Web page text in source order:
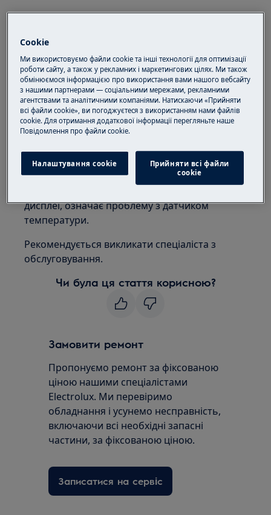
На дисплеї світиться або мигтить «0» або
Застосовується до:
Холодильник
Холодильник-морозильник
Морозильник
Вирішення:
1. Зверніться до авторизованого
сервісного центру
дисплеї, означає проблему з датчиком
температури.
Рекомендується викликати спеціаліста з
обслуговування.
Чи була ця стаття корисною?
Замовити ремонт
Пропонуємо ремонт за фіксованою
ціною нашими спеціалістами
Electrolux. Ми перевіримо
обладнання і усунемо несправність,
включаючи всі необхідні запасні
частини, за фіксованою ціною.
Записатися на сервіс
Cookie
Ми використовуємо файли cookie та інші технології для оптимізації
роботи сайту, а також у рекламних і маркетингових цілях. Ми також
обмінюємося інформацією про використання вами нашого вебсайту
з нашими партнерами — соціальними мережами, рекламними
агентствами та аналітичними компаніями. Натискаючи «Прийняти
всі файли cookie», ви погоджуєтеся з використанням нами файлів
cookie. Для отримання додаткової інформації перегляньте наше
Пoвідомлення прo файли cookie.
Налаштування cookie
Прийняти всі файли
сookie